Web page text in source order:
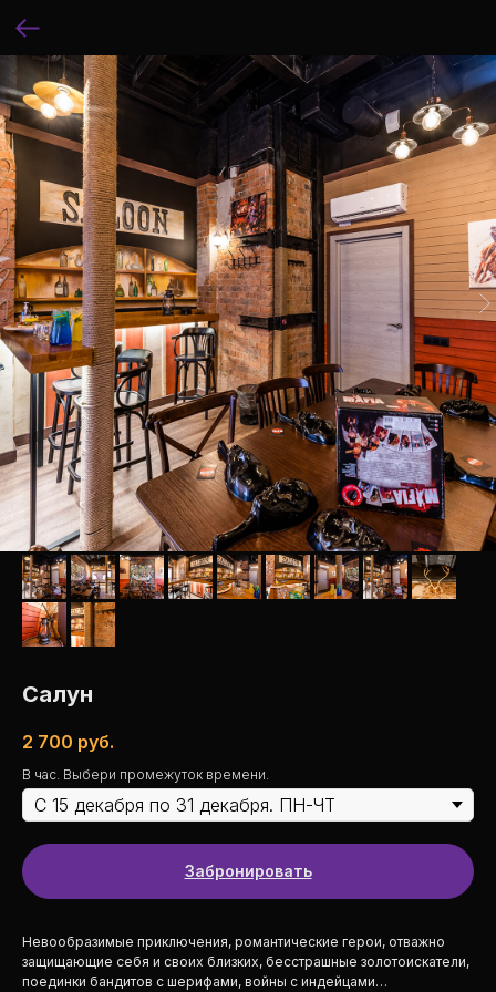
Салун
2 700 руб.
В час. Выбери промежуток времени.
Забронировать
Невообразимые приключения, романтические герои, отважно
защищающие себя и своих близких, бесстрашные золотоискатели,
поединки бандитов с шерифами, войны с индейцами…